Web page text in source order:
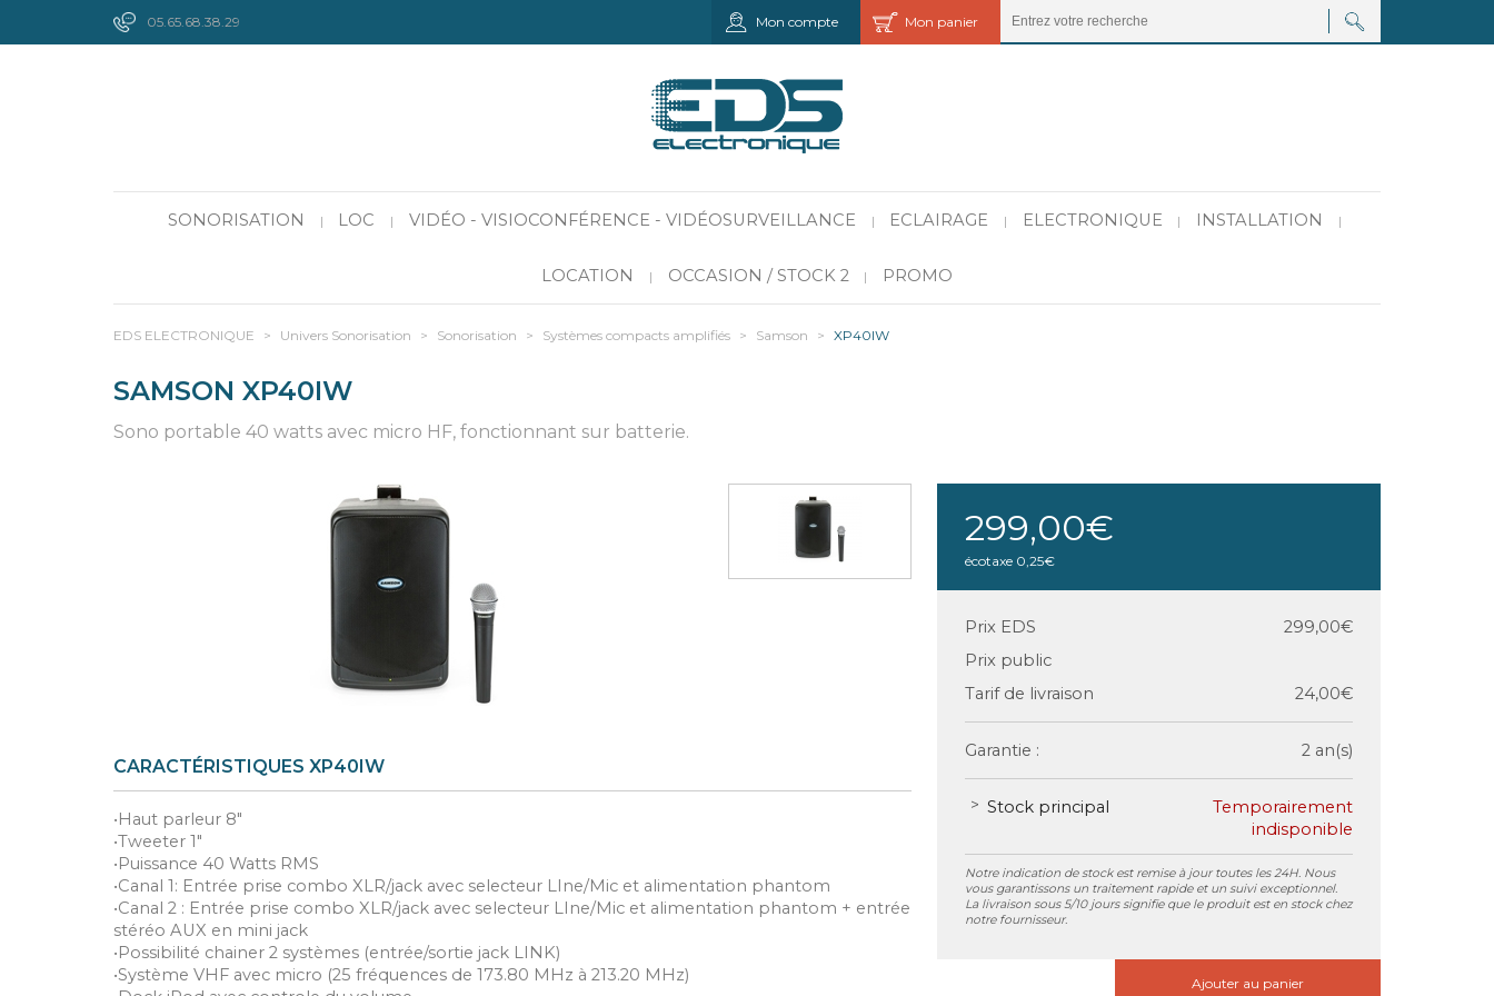
05.65.68.38.29 Mon panier
Mon compte
SONORISATION | LOC | VIDÉO - VISIOCONFÉRENCE - VIDÉOSURVEILLANCE | ECLAIRAGE | ELECTRONIQUE | INSTALLATION |
LOCATION | OCCASION / STOCK 2 | PROMO
EDS ELECTRONIQUE > Univers Sonorisation > Sonorisation > Systèmes compacts amplifiés > Samson > XP40IW
SAMSON XP40IW
Sono portable 40 watts avec micro HF, fonctionnant sur batterie.
299,00€
écotaxe 0,25€
Prix EDS
299,00€
Prix public
Tarif de livraison
24,00€
Garantie : 2 an(s)
Stock principal
Temporairement
indisponible
Notre indication de stock est remise à jour toutes les 24H. Nous
vous garantissons un traitement rapide et un suivi exceptionnel.
La livraison sous 5/10 jours signifie que le produit est en stock chez
notre fournisseur.
Ajouter au panier
CARACTÉRISTIQUES XP40IW
•Haut parleur 8"
•Tweeter 1"
•Puissance 40 Watts RMS
•Canal 1: Entrée prise combo XLR/jack avec selecteur LIne/Mic et alimentation phantom
•Canal 2 : Entrée prise combo XLR/jack avec selecteur LIne/Mic et alimentation phantom + entrée
stéréo AUX en mini jack
•Possibilité chainer 2 systèmes (entrée/sortie jack LINK)
•Système VHF avec micro (25 fréquences de 173.80 MHz à 213.20 MHz)